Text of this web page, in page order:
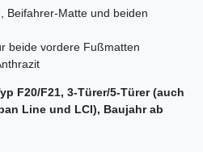
Beifahrer-Matte und beiden
beide vordere Fußmatten
F20/F21, 3-Türer/5-Türer (auch
Line und LCI), Baujahr ab